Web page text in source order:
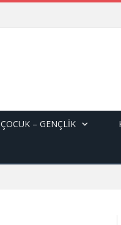
ÇOCUK – GENÇLIK